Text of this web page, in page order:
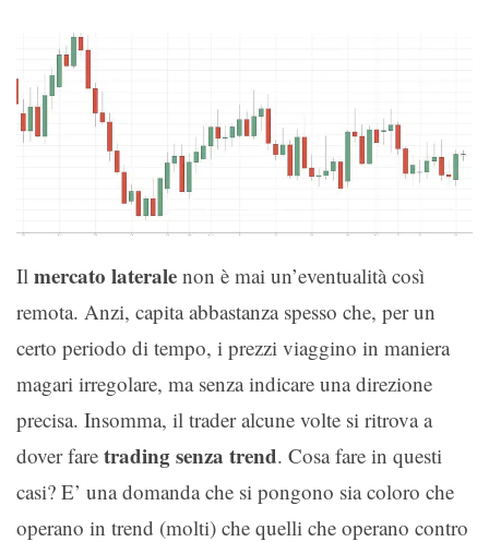
Il mercato laterale non è mai un’eventualità così
remota. Anzi, capita abbastanza spesso che, per un
certo periodo di tempo, i prezzi viaggino in maniera
magari irregolare, ma senza indicare una direzione
precisa. Insomma, il trader alcune volte si ritrova a
dover fare trading senza trend. Cosa fare in questi
casi? E’ una domanda che si pongono sia coloro che
operano in trend (molti) che quelli che operano contro